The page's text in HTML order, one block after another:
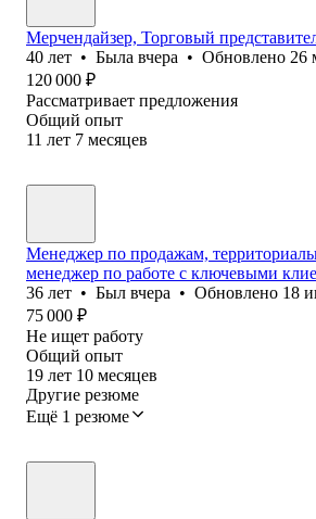
Мерчендайзер, Торговый
40 лет • Была вчера • Обновлено 26
120 000 ₽
Рассматривает предложения
Общий опыт
11 лет 7 месяцев
Менеджер по продажам,
менеджер по работе с ключевыми
36 лет • Был вчера • Обновлено 18
75 000 ₽
Не ищет работу
Общий опыт
19 лет 10 месяцев
Другие резюме
Ещё 1 резюме